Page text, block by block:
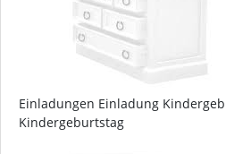
Einladungen Einladung
Kindergeburtstag